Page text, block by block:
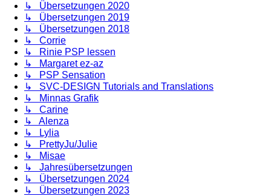
↳ Übersetzungen 2020
↳ Übersetzungen 2019
↳ Übersetzungen 2018
↳ Corrie
↳ Rinie PSP lessen
↳ Margaret ez-az
↳ PSP Sensation
↳ SVC-DESIGN Tutorials and Translations
↳ Minnas Grafik
↳ Carine
↳ Alenza
↳ Lylia
↳ PrettyJu/Julie
↳ Misae
↳ Jahresübersetzungen
↳ Übersetzungen 2024
↳ Übersetzungen 2023